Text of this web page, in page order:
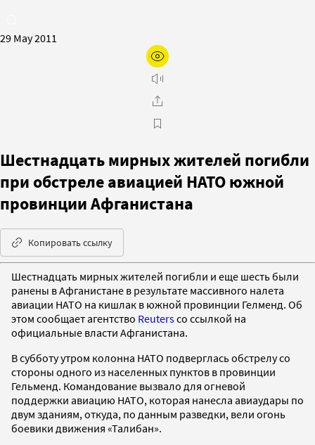
29 May 2011
Шестнадцать мирных жителей погибли
при обстреле авиацией НАТО южной
провинции Афганистана
Копировать ссылку
Шестнадцать мирных жителей погибли и еще шесть были
ранены в Афганистане в результате массивного налета
авиации НАТО на кишлак в южной провинции Гелменд. Об
этом сообщает агентство Reutersсо ссылкой на
официальные власти Афганистана.
В субботу утром колонна НАТО подверглась обстрелу со
стороны одного из населенных пунктов в провинции
Гельменд. Командование вызвало для огневой
поддержки авиацию НАТО, которая нанесла авиаудары по
двум зданиям, откуда, по данным разведки, вели огонь
боевики движения «Талибан».